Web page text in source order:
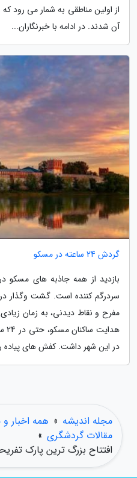
آن شدند. در ادامه با خبرنگاران...
گردش 24 ساعته در مسکو
بازدید از همه جاذبه های
سردرگم کننده است. گشت وگذار در
مفرح و نقاط دیدنی، به زمان
در این شهر داشت. کفش های
مجله اندیشه » همه اخبار و
مقالات گردشگری »
افتتاح بزرگ ترین پارک